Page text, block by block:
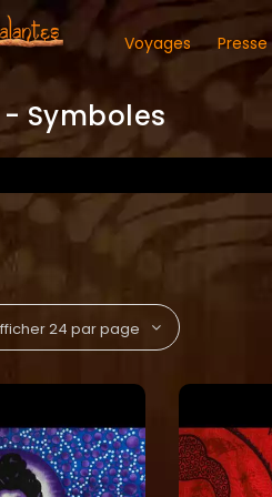
Voyages Presse
Symboles